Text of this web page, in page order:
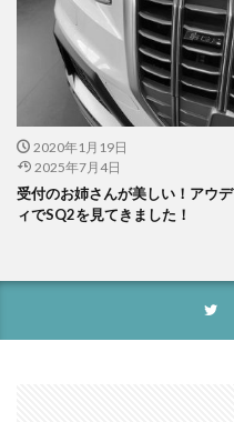
2020年1月19日
2025年7月4日
受付のお姉さんが美しい！アウデ
ィでSQ2を見てきました！